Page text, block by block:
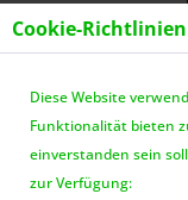
Cookie-Richtlinien
Diese Website
Funktionalität bieten
einverstanden sein
zur Verfügung: